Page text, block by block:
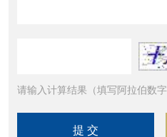
请输入计算结果（填写阿拉伯数